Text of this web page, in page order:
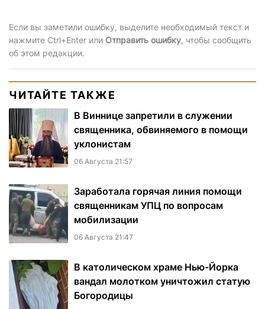
Если вы заметили ошибку, выделите необходимый текст и
нажмите Ctrl+Enter или Отправить ошибку, чтобы сообщить
об этом редакции.
ЧИТАЙТЕ ТАКЖЕ
В Виннице запретили в служении
священника, обвиняемого в помощи
уклонистам
06 Августа 21:57
Заработала горячая линия помощи
священникам УПЦ по вопросам
мобилизации
06 Августа 21:47
В католическом храме Нью-Йорка
вандал молотком уничтожил статую
Богородицы